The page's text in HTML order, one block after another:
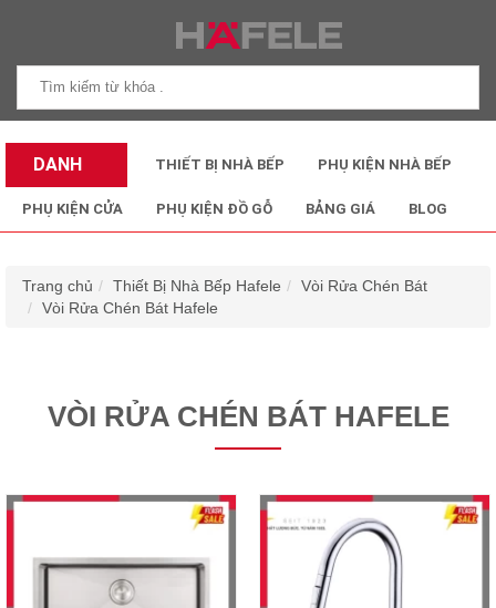
DANH
MỤC SẢN
THIẾT BỊ NHÀ BẾP PHỤ KIỆN NHÀ BẾP
PHỤ KIỆN CỬA PHỤ KIỆN ĐỒ GỖ BẢNG GIÁ BLOG
Trang chủ Thiết Bị Nhà Bếp Hafele
Vòi Rửa Chén Bát
Vòi Rửa Chén Bát Hafele
VÒI RỬA CHÉN BÁT HAFELE